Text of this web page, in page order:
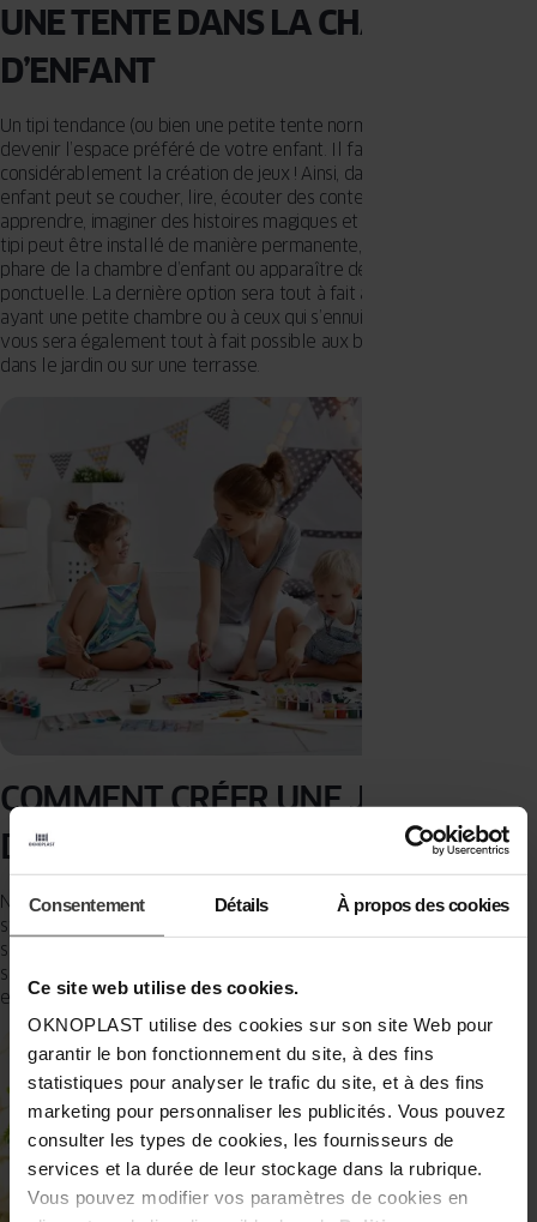
Consentement Détails À propos des cookies
Ce site web utilise des cookies.
OKNOPLAST utilise des cookies sur son site Web pour
garantir le bon fonctionnement du site, à des fins
statistiques pour analyser le trafic du site, et à des fins
marketing pour personnaliser les publicités. Vous pouvez
consulter les types de cookies, les fournisseurs de
services et la durée de leur stockage dans la rubrique.
Vous pouvez modifier vos paramètres de cookies en
UNE TENTE DANS LA CHAMBRE
D’ENFANT
Un tipi tendance (ou bien une petite tente normale en couleurs) peut
devenir l’espace préféré de votre enfant. Il favorise
considérablement la création de jeux ! Ainsi, dans une tente votre
enfant peut se coucher, lire, écouter des contes de fées, parler,
apprendre, imaginer des histoires magiques et bien plus encore… Un
tipi peut être installé de manière permanente, devenir un élément
phare de la chambre d’enfant ou apparaître de manière plus
ponctuelle. La dernière option sera tout à fait adaptée aux enfants
ayant une petite chambre ou à ceux qui s’ennuient rapidement. Il
vous sera également tout à fait possible aux beaux de sortir le tipi
dans le jardin ou sur une terrasse.
COMMENT CRÉER UNE JUNGLE
DANS UNE CHAMBRE D’ENFANT ?
N’est-ce pas magnifique ? Le vert calme est idéal pour créer une
stimulation positive. Grâce à de telles couleurs, votre enfant se
sentira apaisé. Il suffit d’ajouter, par exemple, un hamac pour que,
soudainement, la chambre devienne un objet de désir pour tous les
enfants du voisinage !!